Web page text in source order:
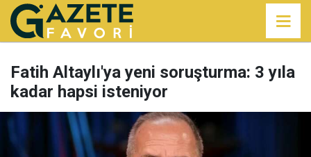
Fatih Altaylı'ya yeni soruşturma: 3 yıla
kadar hapsi isteniyor